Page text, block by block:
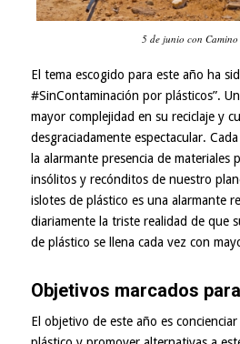
5 de junio con Camino
El tema escogido para este año ha
#SinContaminación por plásticos”.
mayor complejidad en su reciclaje y
desgraciadamente espectacular.
la alarmante presencia de materiales
insólitos y recónditos de nuestro
islotes de plástico es una alarmante
diariamente la triste realidad de que
de plástico se llena cada vez con
Objetivos marcados
El objetivo de este año es